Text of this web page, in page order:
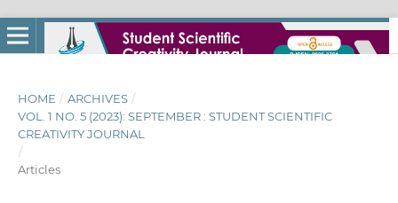
HOME / ARCHIVES /
VOL. 1 NO. 5 (2023): SEPTEMBER : STUDENT SCIENTIFIC
CREATIVITY JOURNAL
/
Articles